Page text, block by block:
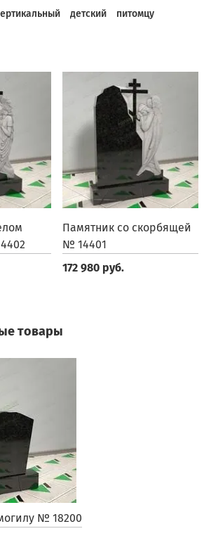
детский питомцу
Памятник со скорбящей
№ 14401
172 980 руб.
товары
№ 18200